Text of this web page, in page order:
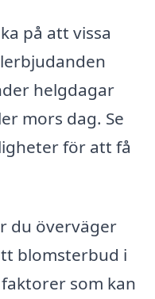
på att vissa
helgdagar
mors dag. Se
för att få
du överväger
blomsterbud i
som kan